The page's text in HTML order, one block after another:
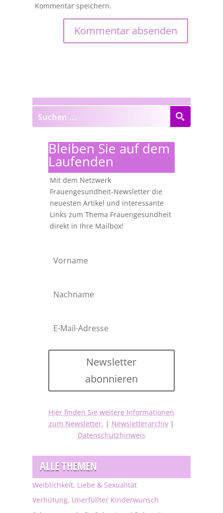
Kommentar speichern.
Bleiben Sie auf dem
Laufenden
Mit dem Netzwerk
Frauengesundheit-Newsletter die
neuesten Artikel und interessante
Links zum Thema Frauengesundheit
direkt in Ihre Mailbox!
Newsletter
abonnieren
Hier finden Sie weitere Informationen
zum Newsletter. | Newsletterarchiv|
Datenschutzhinweis
ALLE THEMEN
Weiblichkeit, Liebe & Sexualität
Verhütung, Unerfüllter Kinderwunsch